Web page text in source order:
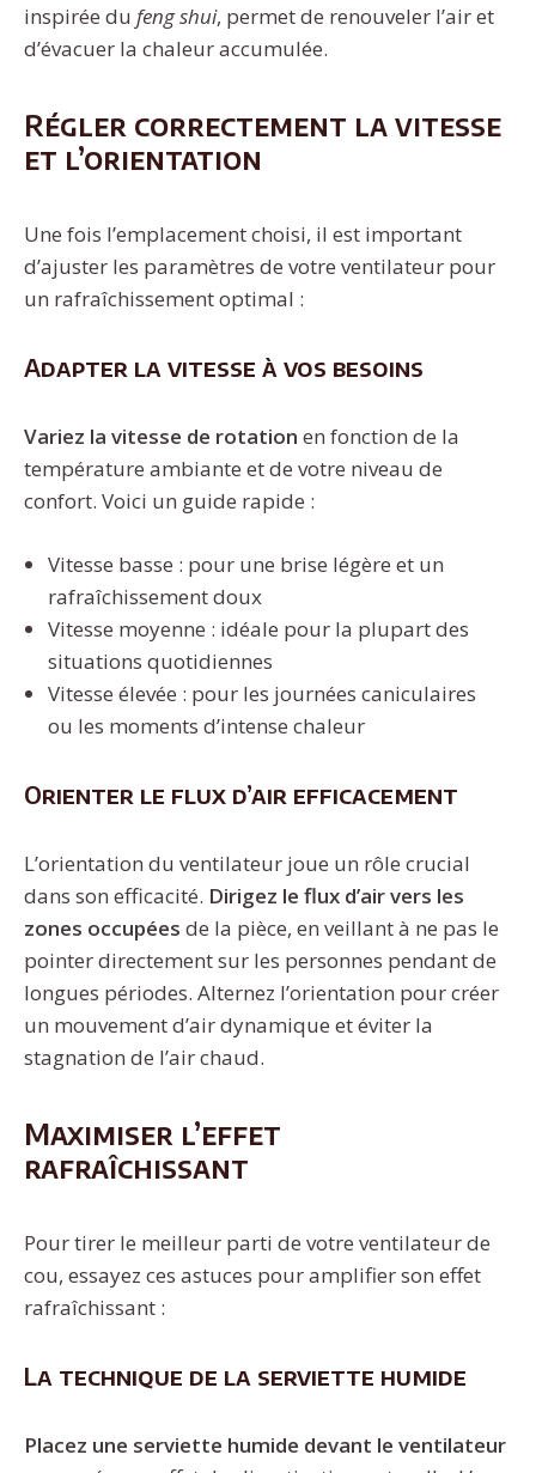
inspirée du feng shui, permet de renouveler l’air et
d’évacuer la chaleur accumulée.
Régler correctement la vitesse
et l’orientation
Une fois l’emplacement choisi, il est important
d’ajuster les paramètres de votre ventilateur pour
un rafraîchissement optimal :
Adapter la vitesse à vos besoins
Variez la vitesse de rotation en fonction de la
température ambiante et de votre niveau de
confort. Voici un guide rapide :
Vitesse basse : pour une brise légère et un
rafraîchissement doux
Vitesse moyenne : idéale pour la plupart des
situations quotidiennes
Vitesse élevée : pour les journées caniculaires
ou les moments d’intense chaleur
Orienter le flux d’air efficacement
L’orientation du ventilateur joue un rôle crucial
dans son efficacité. Dirigez le flux d’air vers les
zones occupées de la pièce, en veillant à ne pas le
pointer directement sur les personnes pendant de
longues périodes. Alternez l’orientation pour créer
un mouvement d’air dynamique et éviter la
stagnation de l’air chaud.
Maximiser l’effet
rafraîchissant
Pour tirer le meilleur parti de votre ventilateur de
cou, essayez ces astuces pour amplifier son effet
rafraîchissant :
La technique de la serviette humide
Placez une serviette humide devant le ventilateur